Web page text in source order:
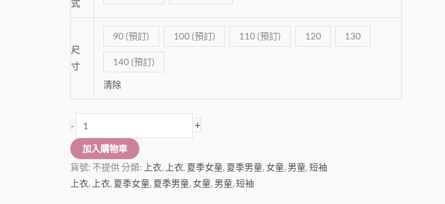
式
尺
寸
90 (預訂) 100 (預訂) 110 (預訂) 120 130
140 (預訂)
清除
- +
加入購物車
貨號: 不提供分類: 上衣, 上衣, 夏季女童, 夏季男童, 女童, 男童,短袖
上衣, 上衣, 夏季女童, 夏季男童, 女童, 男童,短袖